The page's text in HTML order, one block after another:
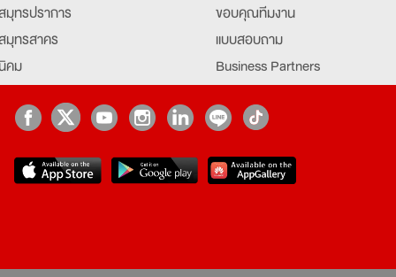
มุทรปราการ
มุทรสาคร
คม
ธยา
ขอบคุณทีมงาน
แบบสอบถาม
Business Partners
Partner มหาวิทยาลัย
Job Index
job